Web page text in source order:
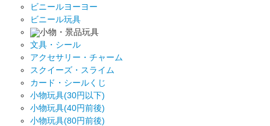
ビニールヨーヨー
ビニール玩具
小物・景品玩具
文具・シール
アクセサリー・チャーム
スクイーズ・スライム
カード・シールくじ
小物玩具(30円以下)
小物玩具(40円前後)
小物玩具(80円前後)